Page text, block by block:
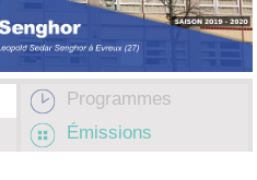
Programmes
Émissions